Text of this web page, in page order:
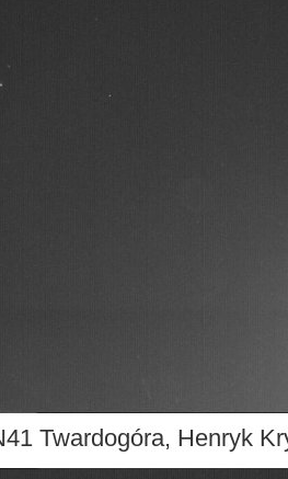
Twardogóra, Henryk